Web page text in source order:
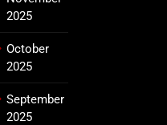
2025
October
2025
September
2025